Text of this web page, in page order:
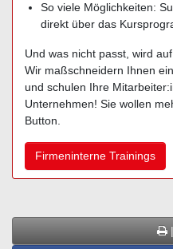
So viele Möglichkeiten:
direkt über das
Und was nicht passt, wird
Wir maßschneidern Ihnen
und schulen Ihre
Unternehmen! Sie wollen
Button.
Firmeninterne Trainings